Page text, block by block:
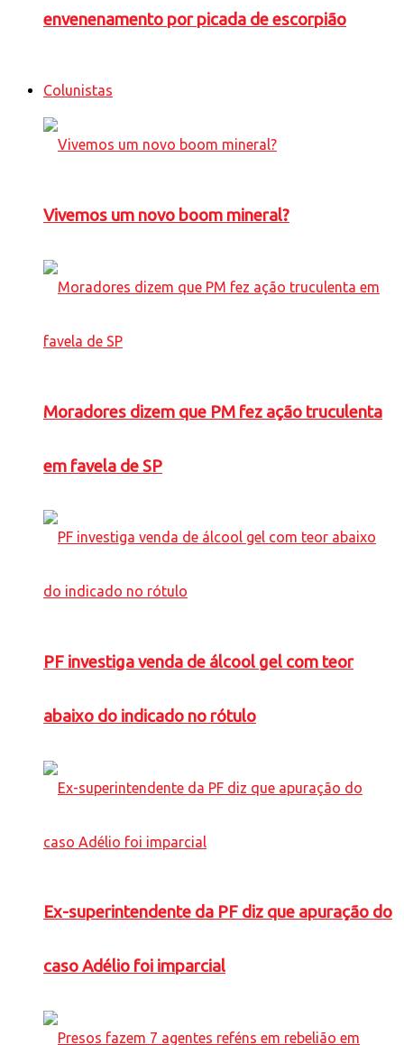
envenenamento por picada de escorpião
Colunistas
Vivemos um novo boom mineral?
Moradores dizem que PM fez ação truculenta
em favela de SP
PF investiga venda de álcool gel com teor
abaixo do indicado no rótulo
Ex-superintendente da PF diz que apuração do
caso Adélio foi imparcial